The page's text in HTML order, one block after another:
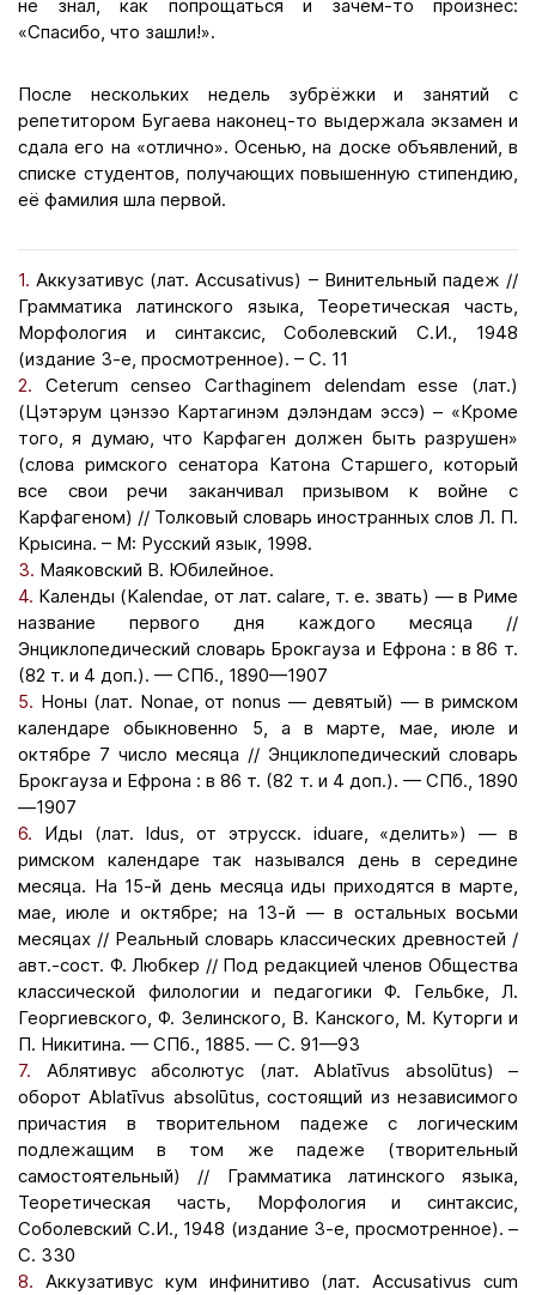
не знал, как попрощаться и зачем-то произнёс:
«Спасибо, что зашли!».
После нескольких недель зубрёжки и занятий с
репетитором Бугаева наконец-то выдержала экзамен и
сдала его на «отлично». Осенью, на доске объявлений, в
списке студентов, получающих повышенную стипендию,
её фамилия шла первой.
1. Аккузативус (лат. Accusativus) – Винительный падеж //
Грамматика латинского языка, Теоретическая часть,
Морфология и синтаксис, Соболевский С.И., 1948
(издание 3-е, просмотренное). – С. 11
2. Ceterum censeo Carthaginem delendam esse (лат.)
(Цэтэрум цэнзэо Картагинэм дэлэндам эссэ) – «Кроме
того, я думаю, что Карфаген должен быть разрушен»
(слова римского сенатора Катона Старшего, который
все свои речи заканчивал призывом к войне с
Карфагеном) // Толковый словарь иностранных слов Л. П.
Крысина. – М: Русский язык, 1998.
3. Маяковский В. Юбилейное.
4. Календы (Kalendae, от лат. calare, т. е. звать) — в Риме
название первого дня каждого месяца //
Энциклопедический словарь Брокгауза и Ефрона : в 86 т.
(82 т. и 4 доп.). — СПб., 1890—1907
5. Ноны (лат. Nonae, от nonus — девятый) — в римском
календаре обыкновенно 5, а в марте, мае, июле и
октябре 7 число месяца // Энциклопедический словарь
Брокгауза и Ефрона : в 86 т. (82 т. и 4 доп.). — СПб., 1890
—1907
6. И́ды (лат. Idus, от этрусск. iduare, «делить») — в
римском календаре так назывался день в середине
месяца. На 15-й день месяца иды приходятся в марте,
мае, июле и октябре; на 13-й — в остальных восьми
месяцах // Реальный словарь классических древностей /
авт.-сост. Ф. Любкер // Под редакцией членов Общества
классической филологии и педагогики Ф. Гельбке, Л.
Георгиевского, Ф. Зелинского, В. Канского, М. Куторги и
П. Никитина. — СПб., 1885. — С. 91—93
7. Аблятивус абсолютус (лат. Ablatīvus absolūtus) –
оборот Ablatīvus absolūtus, состоящий из независимого
причастия в творительном падеже с логическим
подлежащим в том же падеже (творительный
самостоятельный) // Грамматика латинского языка,
Теоретическая часть, Морфология и синтаксис,
Соболевский С.И., 1948 (издание 3-е, просмотренное). –
С. 330
8. Аккузативус кум инфинитиво (лат. Accusativus cum